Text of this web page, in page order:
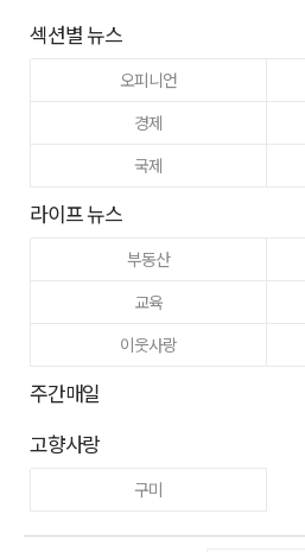
섹션별 뉴스
오피니언
경제
국제
라이프 뉴스
부동산
교육
이웃사랑
주간매일
고향사랑
구미